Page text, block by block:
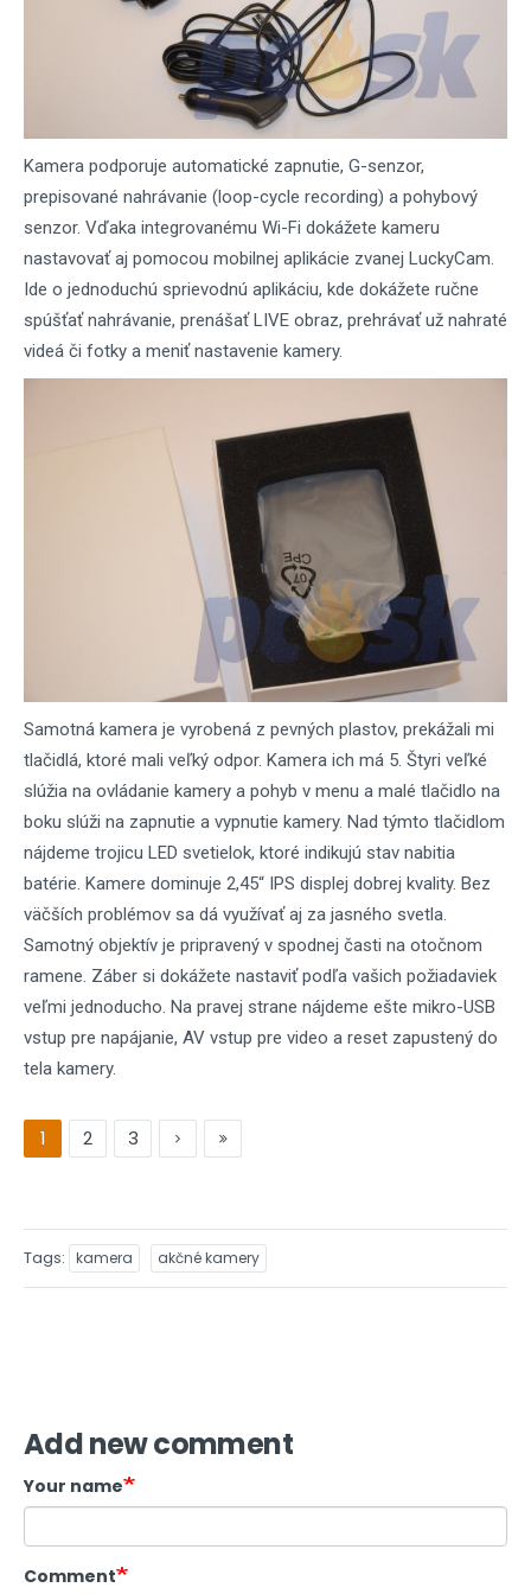
Kamera podporuje automatické zapnutie, G-senzor,
prepisované nahrávanie (loop-cycle recording) a pohybový
senzor. Vďaka integrovanému Wi-Fi dokážete kameru
nastavovať aj pomocou mobilnej aplikácie zvanej LuckyCam.
Ide o jednoduchú sprievodnú aplikáciu, kde dokážete ručne
spúšťať nahrávanie, prenášať LIVE obraz, prehrávať už nahraté
videá či fotky a meniť nastavenie kamery.
Samotná kamera je vyrobená z pevných plastov, prekážali mi
tlačidlá, ktoré mali veľký odpor. Kamera ich má 5. Štyri veľké
slúžia na ovládanie kamery a pohyb v menu a malé tlačidlo na
boku slúži na zapnutie a vypnutie kamery. Nad týmto tlačidlom
nájdeme trojicu LED svetielok, ktoré indikujú stav nabitia
batérie. Kamere dominuje 2,45“ IPS displej dobrej kvality. Bez
väčších problémov sa dá využívať aj za jasného svetla.
Samotný objektív je pripravený v spodnej časti na otočnom
ramene. Záber si dokážete nastaviť podľa vašich požiadaviek
veľmi jednoducho. Na pravej strane nájdeme ešte mikro-USB
vstup pre napájanie, AV vstup pre video a reset zapustený do
tela kamery.
1 2 3
Tags kamera akčné kamery
Add new comment
Your name
Comment